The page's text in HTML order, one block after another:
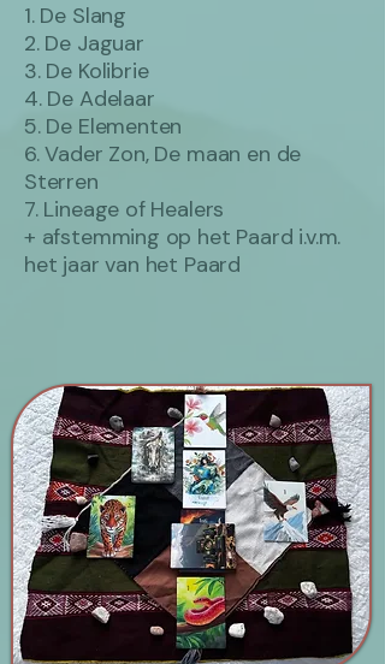
1. De Slang
2. De Jaguar
3. De Kolibrie
4. De Adelaar
5. De Elementen
6. Vader Zon, De maan en de
Sterren
7. Lineage of Healers
+ afstemming op het Paard i.v.m.
het jaar van het Paard​